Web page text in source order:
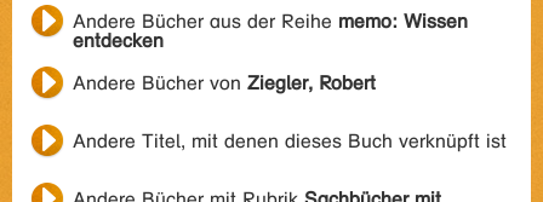
Andere Bücher aus der Reihe memo: Wissen
entdecken
Andere Bücher von Ziegler, Robert
Andere Titel, mit denen dieses Buch verknüpft ist